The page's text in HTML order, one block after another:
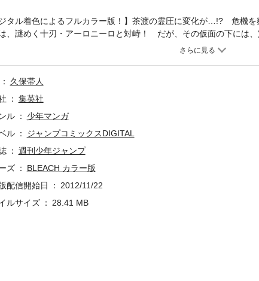
ジタル着色によるフルカラー版！】茶渡の霊圧に変化が…!? 危機
、謎めく十刃・アーロニーロと対峙！ だが、その仮面の下には
久保帯人
集英社
ル
少年マンガ
ル
ジャンプコミックスDIGITAL
週刊少年ジャンプ
ズ
BLEACH カラー版
配信開始日
2012/11/22
ルサイズ
28.41 MB